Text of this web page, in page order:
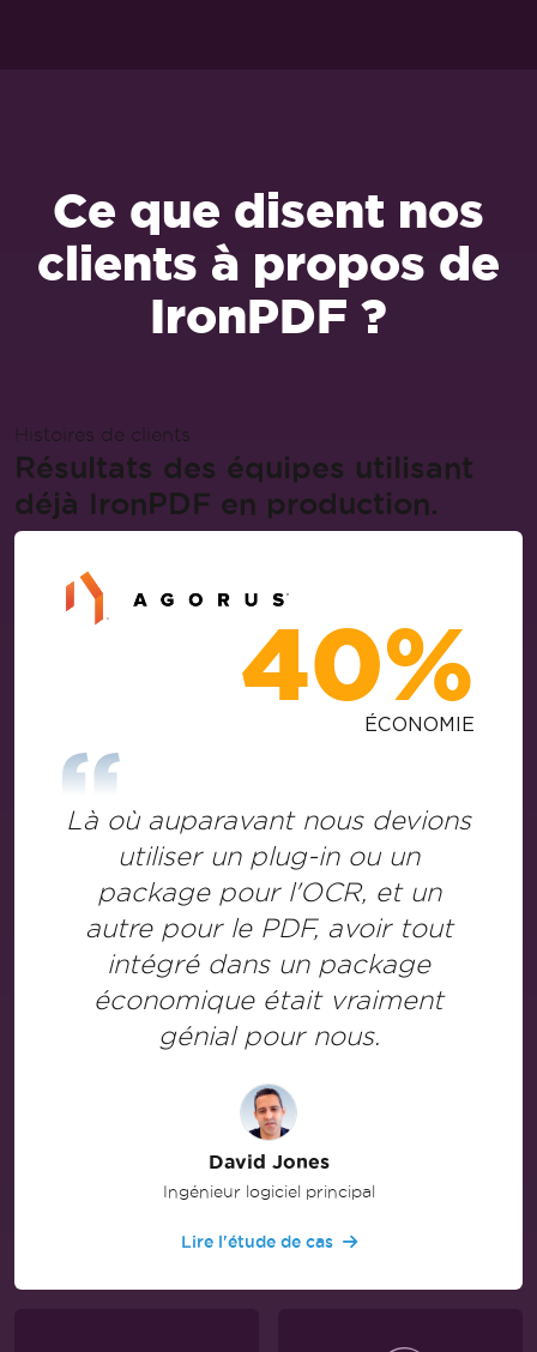
Ce que disent nos
clients à propos de
IronPDF ?
Histoires de clients
Résultats des équipes utilisant
déjà IronPDF en production.
40%
ÉCONOMIE
Là où auparavant nous devions
utiliser un plug-in ou un
package pour l'OCR, et un
autre pour le PDF, avoir tout
intégré dans un package
économique était vraiment
génial pour nous.
David Jones
Ingénieur logiciel principal
Lire l'étude de cas